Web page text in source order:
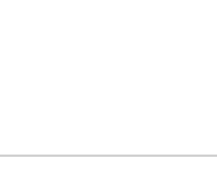
servidor OPC,